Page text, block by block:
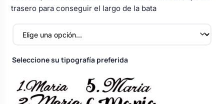
bebé boda
floral coche
trasero para conseguir el largo de la bata
Seleccione su tipografía preferida